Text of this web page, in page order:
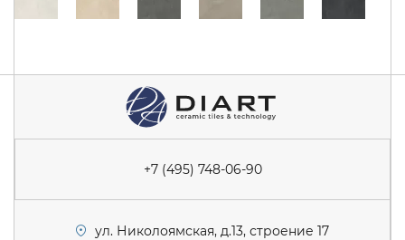
+7 (495) 748-06-90
ул. Николоямская, д.13, строение 17